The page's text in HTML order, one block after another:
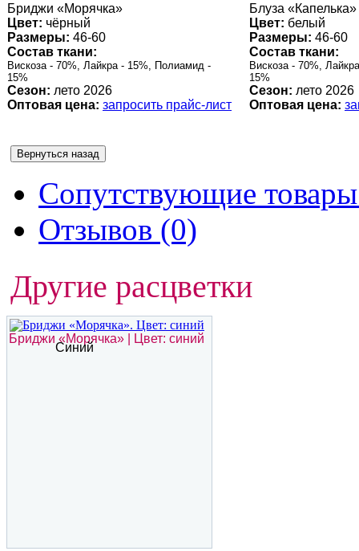
Бриджи «Морячка»
Цвет: чёрный
Размеры: 46-60
Состав ткани:
Вискоза - 70%, Лайкра - 15%, Полиамид -
15%
Сезон: лето 2026
Оптовая цена: запросить прайс-лист
Блуза «Капелька»
Цвет: белый
Размеры: 46-60
Состав ткани:
Вискоза - 70%,
15%
Сезон: лето 2026
Оптовая цена:
Сопутствующие
Отзывов (0)
Другие расцветки
Бриджи «Морячка» | Цвет: синий
Синий